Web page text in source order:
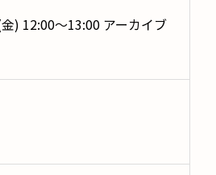
) 12:00〜13:00 アーカイブ